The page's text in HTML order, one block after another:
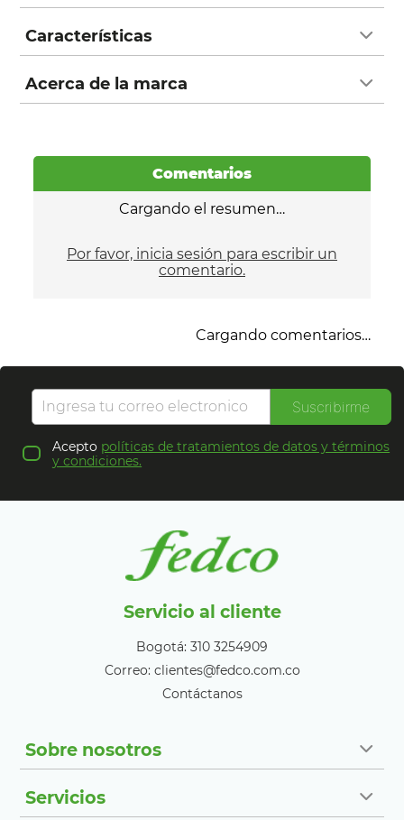
Características
Acerca de la marca
Comentarios
Cargando el resumen…
Por favor, inicia sesión para escribir un
comentario.
Cargando comentarios…
Suscribirme
Acepto políticas de tratamientos de datos y términos
y condiciones.
Servicio al cliente
Bogotá: 310 3254909
Correo: clientes@fedco.com.co
Contáctanos
Sobre nosotros
Servicios